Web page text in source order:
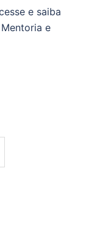
e saiba
e